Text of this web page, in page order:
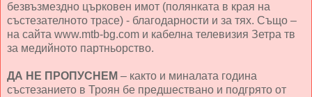
безвъзмездно църковен имот (полянката в края на
състезателното трасе) - благодарности и за тях. Също –
на сайта www.mtb-bg.com и кабелна телевизия Зетра тв
за медийното партньорство.
ДА НЕ ПРОПУСНЕМ – както и миналата година
състезанието в Троян бе предшествано и подгрято от